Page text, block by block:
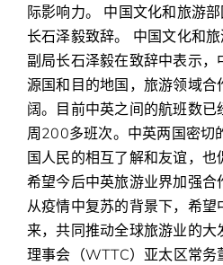
际影响力。 中国文化和旅游
长石泽毅致辞。 中国文化和
副局长石泽毅在致辞中表示
源国和目的地国，旅游领域合
阔。目前中英之间的航班数
周200多班次。中英两国密切
国人民的相互了解和友谊，也
希望今后中英旅游业界加强
从疫情中复苏的背景下，希
来，共同推动全球旅游业的
理事会（WTTC）亚太区常务